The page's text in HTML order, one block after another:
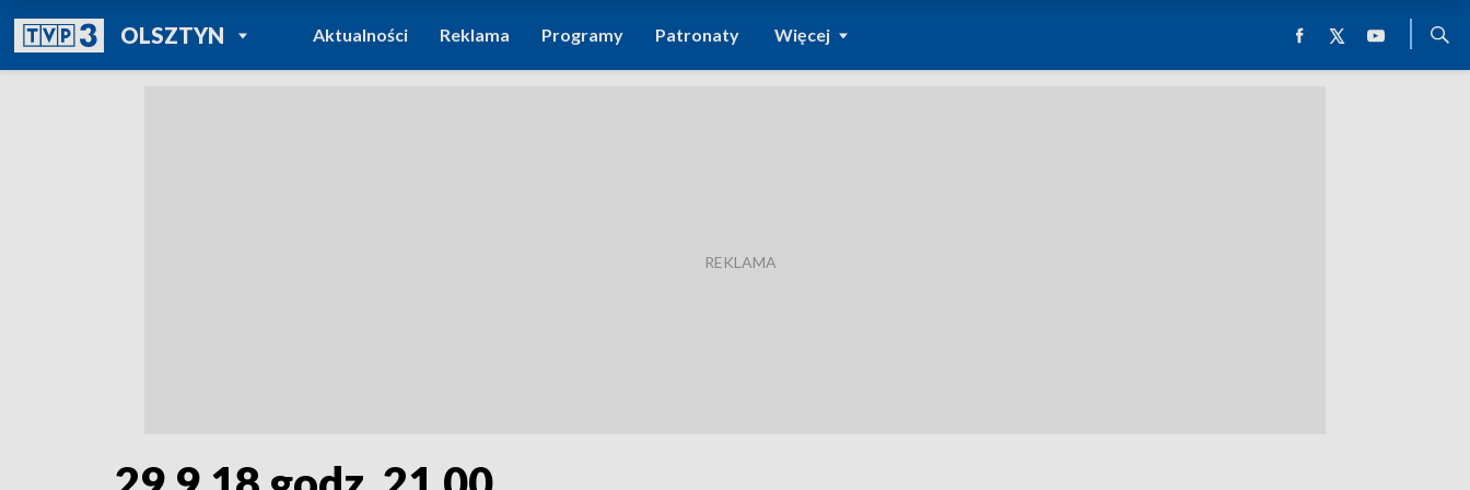
OLSZTYNPOWRÓT DO
TVP REGIONY
Aktualności Reklama Programy Patronaty Więcej